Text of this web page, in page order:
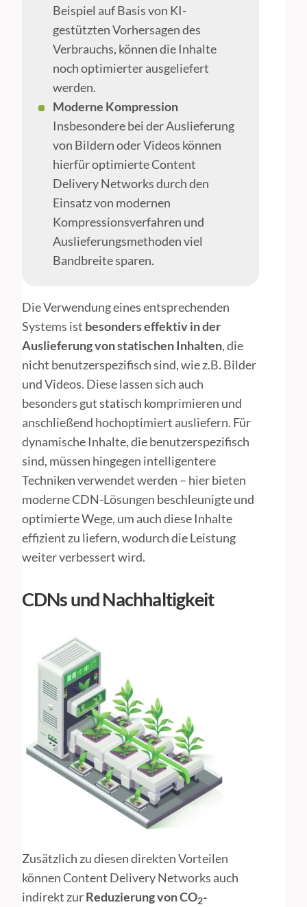
Beispiel auf Basis von KI-
gestützten Vorhersagen des
Verbrauchs, können die Inhalte
noch optimierter ausgeliefert
werden.
Moderne Kompression
Insbesondere bei der Auslieferung
von Bildern oder Videos können
hierfür optimierte Content
Delivery Networks durch den
Einsatz von modernen
Kompressionsverfahren und
Auslieferungsmethoden viel
Bandbreite sparen.
Die Verwendung eines entsprechenden
Systems ist besonders effektiv in der
Auslieferung von statischen Inhalten, die
nicht benutzerspezifisch sind, wie z.B. Bilder
und Videos. Diese lassen sich auch
besonders gut statisch komprimieren und
anschließend hochoptimiert ausliefern. Für
dynamische Inhalte, die benutzerspezifisch
sind, müssen hingegen intelligentere
Techniken verwendet werden – hier bieten
moderne CDN-Lösungen beschleunigte und
optimierte Wege, um auch diese Inhalte
effizient zu liefern, wodurch die Leistung
weiter verbessert wird.
CDNs und Nachhaltigkeit
Zusätzlich zu diesen direkten Vorteilen
können Content Delivery Networks auch
indirekt zurReduzierung von CO2-